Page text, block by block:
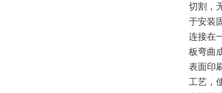
切割，
于安装
连接在
板弯曲
表面印
工艺，